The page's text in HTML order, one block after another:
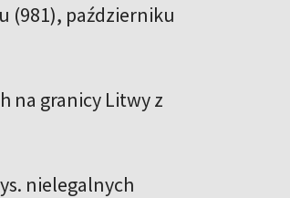
(981), październiku
na granicy Litwy z
nielegalnych